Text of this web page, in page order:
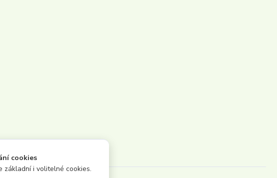
cookies
základní i volitelné cookies.